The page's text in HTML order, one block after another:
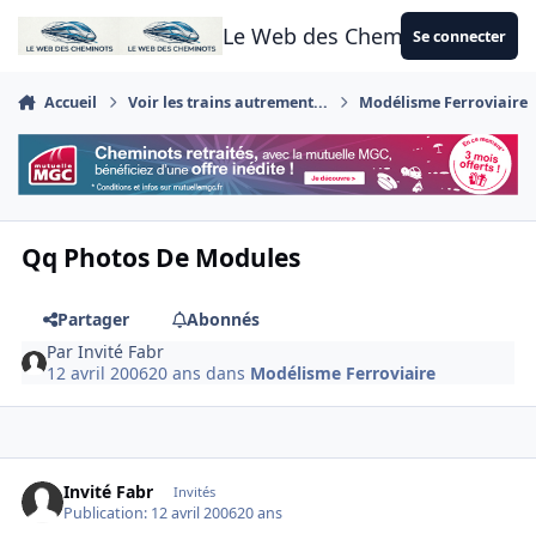
Aller au contenu
Le Web des CheminotsSe connecter
Accueil Voir les trains autrement... Modélisme Ferroviaire
Qq Photos De Modules
Partager
Abonnés
ParInvité Fabr
12 avril 200620 ans dans Modélisme Ferroviaire
Invité Fabr Invités
Publication: 12 avril 200620 ans